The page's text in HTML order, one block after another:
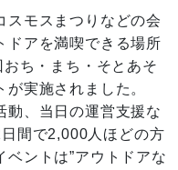
モスまつりなどの会
ドアを満喫できる場所
ち・まち・そとあそ
実施されました。
、当日の運営支援な
間で2,000人ほどの方
ントは”アウトドアな